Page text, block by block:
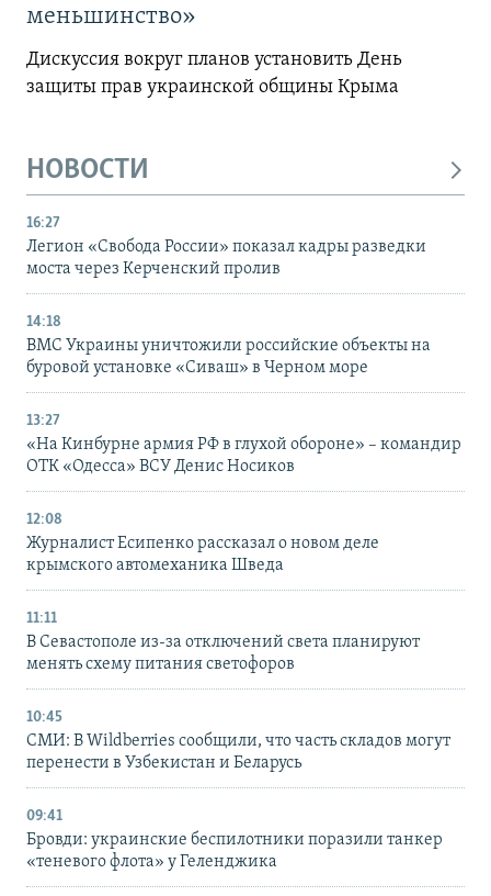
меньшинство»
Дискуссия вокруг планов установить День
защиты прав украинской общины Крыма
НОВОСТИ
16:27
Легион «Свобода России» показал кадры разведки
моста через Керченский пролив
14:18
ВМС Украины уничтожили российские объекты на
буровой установке «Сиваш» в Черном море
13:27
«На Кинбурне армия РФ в глухой обороне» – командир
ОТК «Одесса» ВСУ Денис Носиков
12:08
Журналист Есипенко рассказал о новом деле
крымского автомеханика Шведа
11:11
В Севастополе из-за отключений света планируют
менять схему питания светофоров
10:45
СМИ: В Wildberries сообщили, что часть складов могут
перенести в Узбекистан и Беларусь
09:41
Бровди: украинские беспилотники поразили танкер
«теневого флота» у Геленджика